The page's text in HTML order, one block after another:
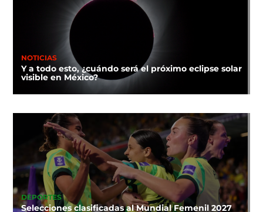
NOTICIAS
Y a todo esto, ¿cuándo será el próximo eclipse solar
visible en México?
DEPORTES
Selecciones clasificadas al Mundial Femenil 2027